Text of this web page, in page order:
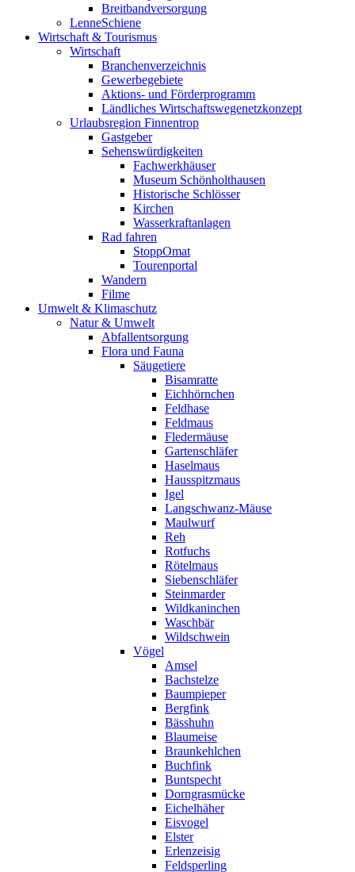
Breitbandversorgung
LenneSchiene
Wirtschaft & Tourismus
Wirtschaft
Branchenverzeichnis
Gewerbegebiete
Aktions- und Förderprogramm
Ländliches Wirtschaftswegenetzkonzept
Urlaubsregion Finnentrop
Gastgeber
Sehenswürdigkeiten
Fachwerkhäuser
Museum Schönholthausen
Historische Schlösser
Kirchen
Wasserkraftanlagen
Rad fahren
StoppOmat
Tourenportal
Wandern
Filme
Umwelt & Klimaschutz
Natur & Umwelt
Abfallentsorgung
Flora und Fauna
Säugetiere
Bisamratte
Eichhörnchen
Feldhase
Feldmaus
Fledermäuse
Gartenschläfer
Haselmaus
Hausspitzmaus
Igel
Langschwanz-Mäuse
Maulwurf
Reh
Rotfuchs
Rötelmaus
Siebenschläfer
Steinmarder
Wildkaninchen
Waschbär
Wildschwein
Vögel
Amsel
Bachstelze
Baumpieper
Bergfink
Bässhuhn
Blaumeise
Braunkehlchen
Buchfink
Buntspecht
Dorngrasmücke
Eichelhäher
Eisvogel
Elster
Erlenzeisig
Feldsperling